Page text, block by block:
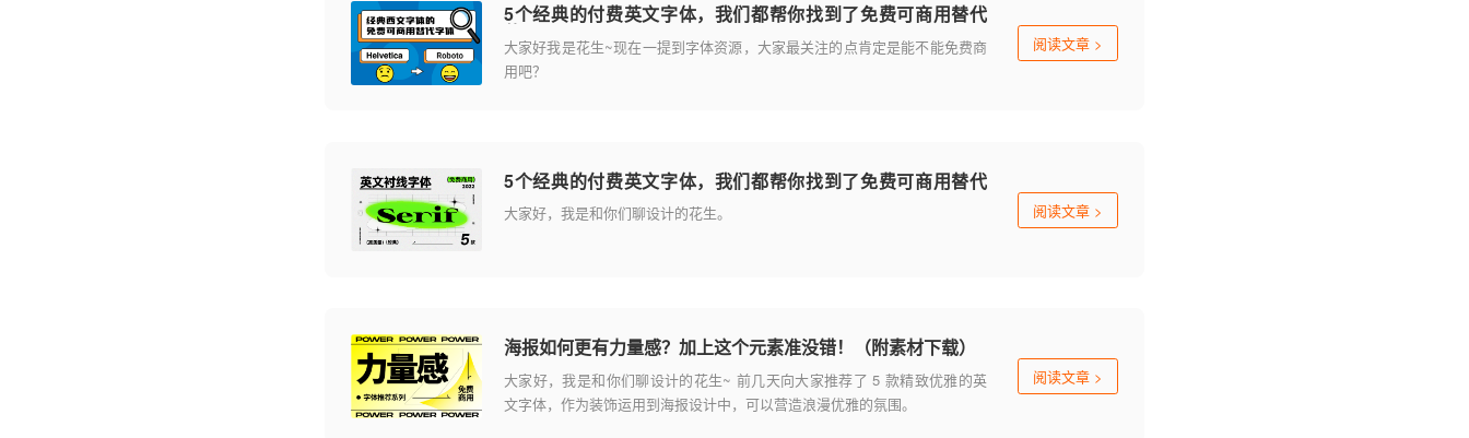
5个经典的付费英文字体，我们都帮你找到了免费可商用替代
款！
大家好我是花生~现在一提到字体资源，大家最关注的点肯定是能不能免费商
用吧？
阅读文章 >
5个经典的付费英文字体，我们都帮你找到了免费可商用替代
大家好，我是和你们聊设计的花生。 阅读文章 >
海报如何更有力量感？加上这个元素准没错！（附素材下载）
大家好，我是和你们聊设计的花生~ 前几天向大家推荐了 5 款精致优雅的英
文字体，作为装饰运用到海报设计中，可以营造浪漫优雅的氛围。
阅读文章 >